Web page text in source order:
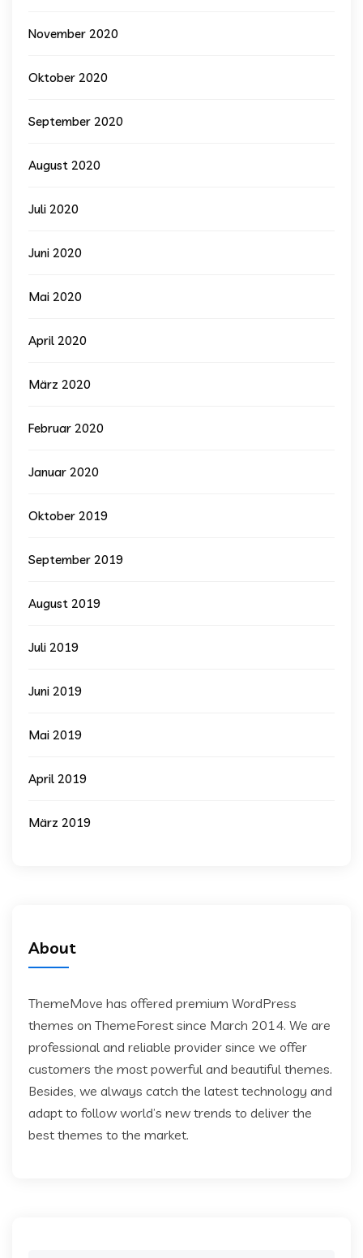
November 2020
Oktober 2020
September 2020
August 2020
Juli 2020
Juni 2020
Mai 2020
April 2020
März 2020
Februar 2020
Januar 2020
Oktober 2019
September 2019
August 2019
Juli 2019
Juni 2019
Mai 2019
April 2019
März 2019
About
ThemeMove has offered premium WordPress
themes on ThemeForest since March 2014. We are
professional and reliable provider since we offer
customers the most powerful and beautiful themes.
Besides, we always catch the latest technology and
adapt to follow world’s new trends to deliver the
best themes to the market.